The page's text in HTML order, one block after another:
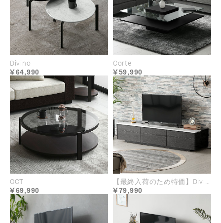
上品な雰囲気のミストグレー、シックさが引き立つ
アッシュグレー、空間を引き締めるブラックが登
場。 ナチュラルさとモダンさを併せ持ち、テイスト
を選ばず空間に調和します。
USABILITY
Divino
64,990
Corte
59,990
OCT
69,990
【最終入荷のため特価】Divino
79,990